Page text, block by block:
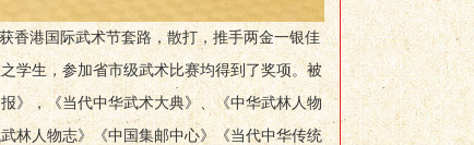
港国际武术节套路，散打，推手两金一银佳
学生，参加省市级武术比赛均得到了奖项。被
》，《当代中华武术大典》、《中华武林人物
林人物志》《中国集邮中心》《当代中华传统